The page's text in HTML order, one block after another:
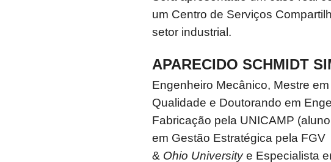
um Centro de Serviços
setor industrial.
APARECIDO SCHMIDT
Engenheiro Mecânico, Mestre
Qualidade e Doutorando em
Fabricação pela UNICAMP
em Gestão Estratégica pela FGV
& Ohio Universitye Especialista